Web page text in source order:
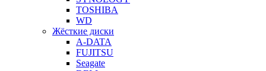
TOSHIBA
WD
Жёсткие диски
A-DATA
FUJITSU
Seagate